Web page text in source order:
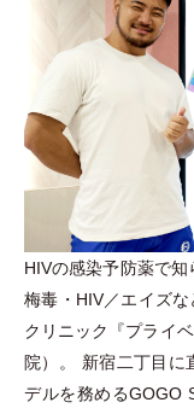
HIVの感染予防薬で
梅毒 ・ HIV／エイズ
クリニック『プライ
院） 。 新宿二丁目に
デルを務めるGOGO